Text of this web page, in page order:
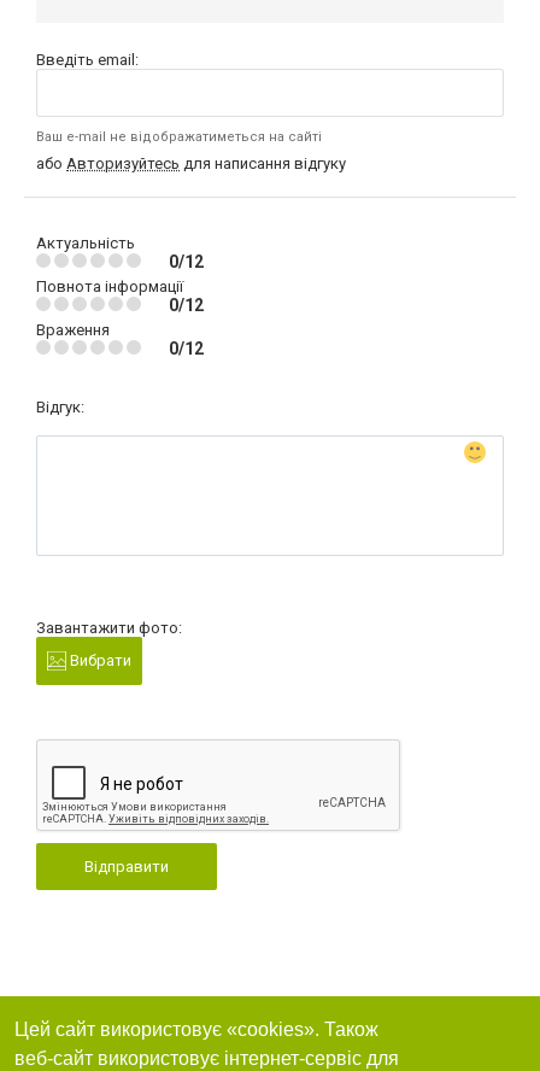
Введіть email:
Ваш e-mail не відображатиметься на сайті
або Авторизуйтесь для написання відгуку
Актуальність
0/12
Повнота інформації
0/12
Враження
0/12
Відгук:
Завантажити фото:
Вибрати
Відправити
Цей сайт використовує «cookies». Також
веб-сайт використовує інтернет-сервіс для